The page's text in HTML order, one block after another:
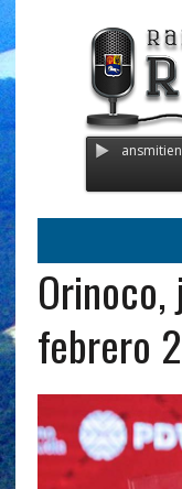
Orinoco - Transmitiendo
febrero